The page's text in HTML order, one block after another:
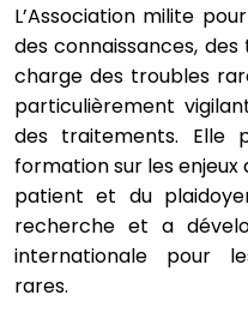
L’Association milite
des connaissances,
charge des troubles
particulièrement
des traitements. Elle
formation sur les
patient et du
recherche et a
internationale pour
rares.